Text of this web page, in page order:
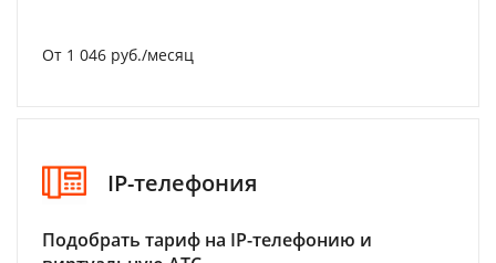
От 1 046 руб./месяц
IP-телефония
Подобрать тариф на IP-телефонию и